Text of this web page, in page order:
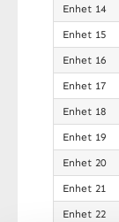
Enhet 14
Enhet 15
Enhet 16
Enhet 17
Enhet 18
Enhet 19
Enhet 20
Enhet 21
Enhet 22